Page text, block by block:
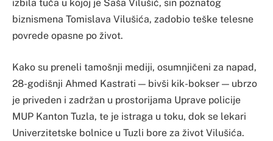
izbila tuča u kojoj je Saša Vilušić, sin poznatog
biznismena Tomislava Vilušića, zadobio teške telesne
povrede opasne po život.
Kako su preneli tamošnji mediji, osumnjičeni za napad,
28-godišnji Ahmed Kastrati — bivši kik-bokser — ubrzo
je priveden i zadržan u prostorijama Uprave policije
MUP Kanton Tuzla, te je istraga u toku, dok se lekari
Univerzitetske bolnice u Tuzli bore za život Vilušića.